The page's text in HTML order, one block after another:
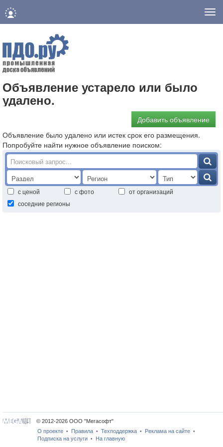
Объявление устарело или было
удалено.
Добавить объявление
Объявление было удалено или истек срок его размещения.
Попробуйте найти нужное объявление поиском:
с ценой с фото
от организаций
соседние регионы
© 2012-2026 ООО "Мегасофт"
О проекте • Правила • Техподдержка • Реклама на сайте •
Подписка на услуги • На главную